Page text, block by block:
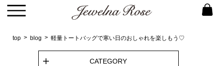
top blog 軽量トートバッグで寒い日のおしゃれを楽しもう♡
CATEGORY